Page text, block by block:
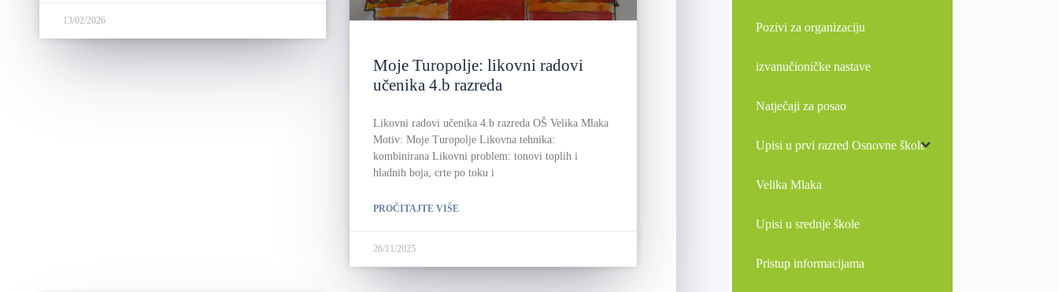
13/02/2026
Moje Turopolje: likovni radovi
učenika 4.b razreda
Likovni radovi učenika 4.b razreda OŠ Velika Mlaka
Motiv: Moje Turopolje Likovna tehnika:
kombinirana Likovni problem: tonovi toplih i
hladnih boja, crte po toku i
PROČITAJTE VIŠE
26/11/2025
Pozivi za organizaciju
izvanučioničke nastave
Natječaji za posao
Upisi u prvi razred Osnovne škole
Velika Mlaka
Upisi u srednje škole
Pristup informacijama